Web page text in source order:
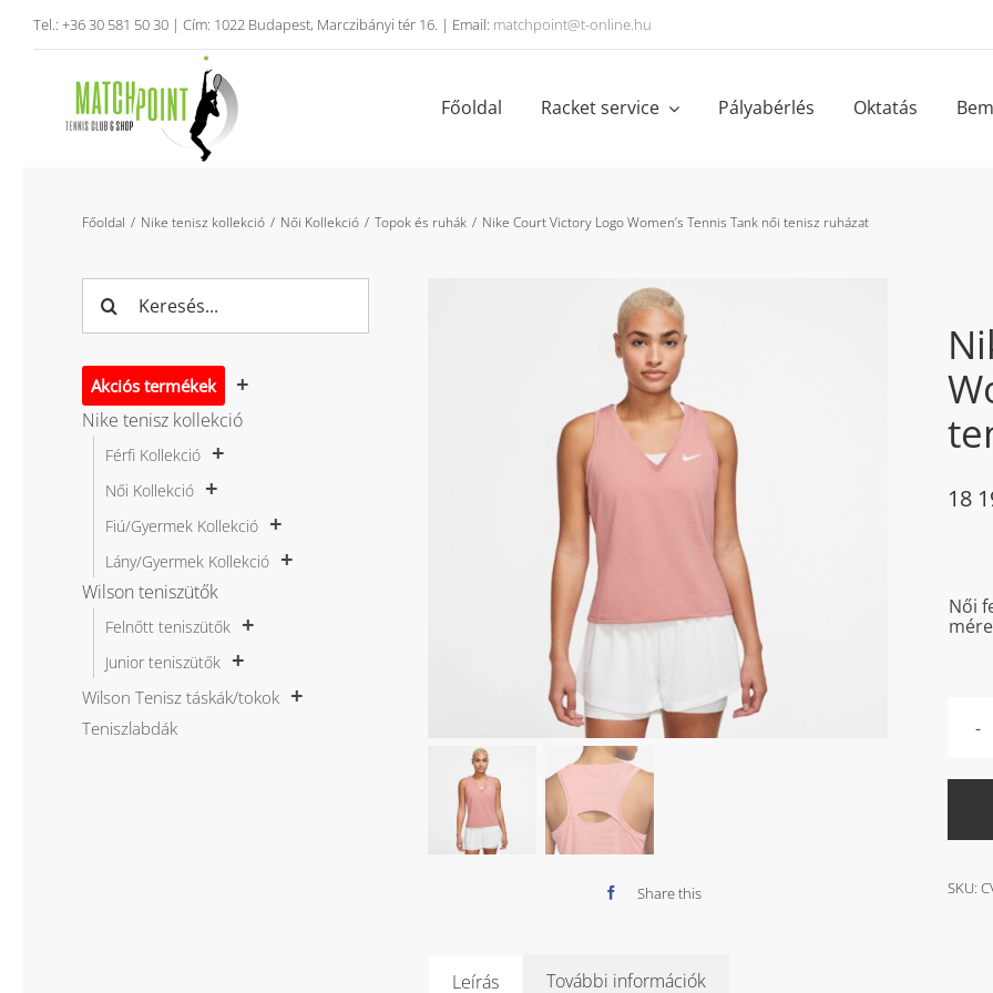
KihagyásTel.: +36 30 581 50 30 | Cím: 1022 Budapest, Marczibányi tér 16. | Email: matchpoint@t-online.hu
Főoldal Racket service Pályabérlés Oktatás
Főoldal Nike tenisz kollekció Női Kollekció Topok és ruhák Nike Court Victory Logo Women’s Tennis Tank női tenisz ruházat
Akciós termékek
Nike tenisz kollekció
Férfi Kollekció
Női Kollekció
Fiú/Gyermek Kollekció
Lány/Gyermek Kollekció
Wilson teniszütők
Felnőtt teniszütők
Junior teniszütők
Wilson Tenisz táskák/tokok
Teniszlabdák
Share this
18
Női
SKU:
Leírás További információk